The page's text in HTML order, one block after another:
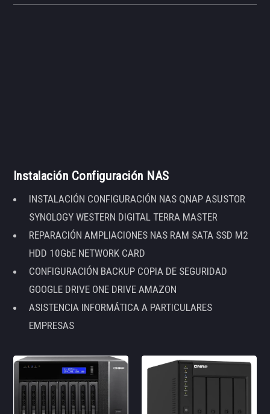
Instalación Configuración NAS
INSTALACIÓN CONFIGURACIÓN NAS QNAP ASUSTOR
SYNOLOGY WESTERN DIGITAL TERRA MASTER
REPARACIÓN AMPLIACIONES NAS RAM SATA SSD M2
HDD 10GbE NETWORK CARD
CONFIGURACIÓN BACKUP COPIA DE SEGURIDAD
GOOGLE DRIVE ONE DRIVE AMAZON
ASISTENCIA INFORMÁTICA A PARTICULARES
EMPRESAS